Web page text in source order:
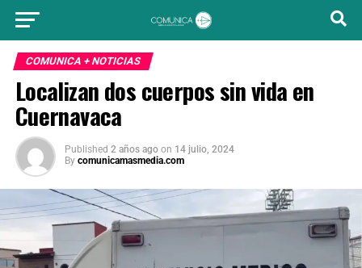
COMUNICA + NOTICIAS
Localizan dos cuerpos sin vida en
Cuernavaca
Published 2 años ago on 14 julio, 2024
By comunicamasmedia.com